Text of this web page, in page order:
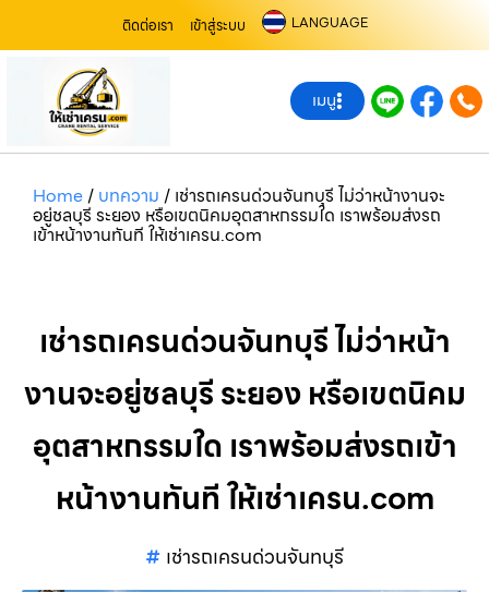
ติดต่อเรา เข้าสู่ระบบ LANGUAGE
เมนู
Home/ บทความ / เช่ารถเครนด่วนจันทบุรี ไม่ว่าหน้างานจะ
อยู่ชลบุรี ระยอง หรือเขตนิคมอุตสาหกรรมใด เราพร้อมส่งรถ
เข้าหน้างานทันที ให้เช่าเครน.com
เช่ารถเครนด่วนจันทบุรี ไม่ว่าหน้า
งานจะอยู่ชลบุรี ระยอง หรือเขตนิคม
อุตสาหกรรมใด เราพร้อมส่งรถเข้า
หน้างานทันที ให้เช่าเครน.com
เช่ารถเครนด่วนจันทบุรี